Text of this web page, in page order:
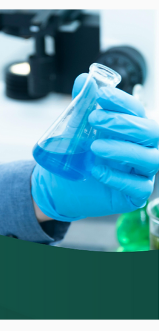
Ambiental
Os efluentes gerados em frigoríficos, se descartados
sem tratamento adequado, podem contaminar
d’água, afetar a fauna aquática, o abastecimento
humano e causar sérios danos ambientais. Além
há o risco de sanções legais, autuações por órgãos
ambientais e danos à imagem da empresa.